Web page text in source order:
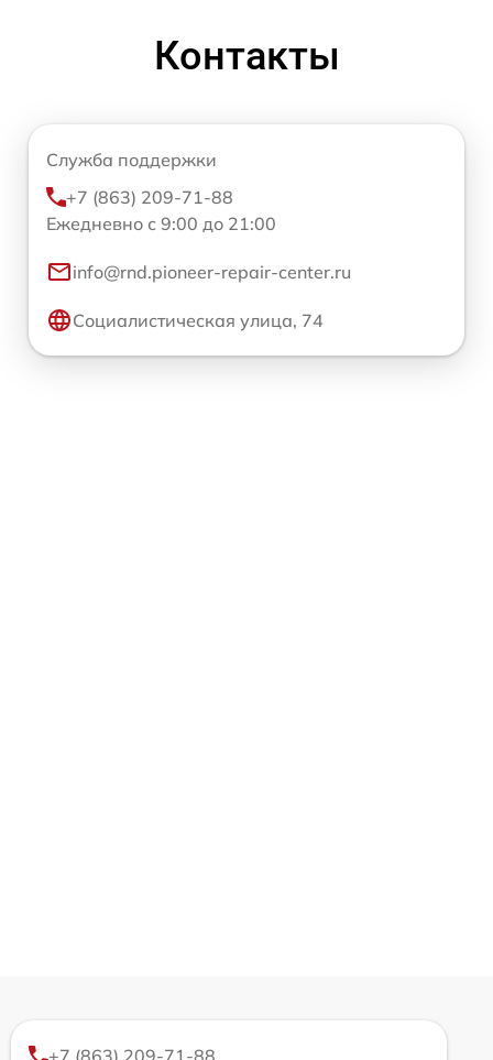
Контакты
Служба поддержки
+7 (863) 209-71-88
Ежедневно с 9:00 до 21:00
info@rnd.pioneer-repair-center.ru
Социалистическая улица, 74